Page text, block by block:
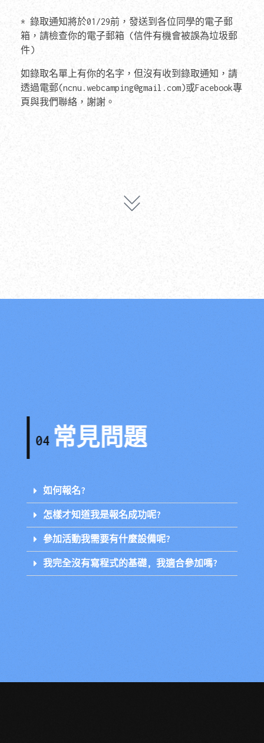
* 錄取通知將於01/29前，發送到各位同學的電子郵
箱，請檢查你的電子郵箱 (信件有機會被誤為垃圾郵
件)
如錄取名單上有你的名字，但沒有收到錄取通知，請
透過電郵(ncnu.webcamping@gmail.com)或Facebook專
頁與我們聯絡，謝謝。
04 常見問題
如何報名?
怎樣才知道我是報名成功呢?
參加活動我需要有什麼設備呢?
我完全沒有寫程式的基礎, 我適合參加嗎?